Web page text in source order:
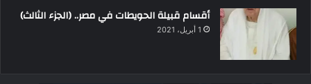
أقسام قبيلة الحويطات في مصر.. (الجزء الثالث)
1 أبريل، 2021